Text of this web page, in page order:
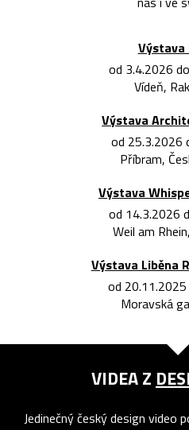
Výstava
od 3.4.2026
Vídeň,
Výstava
od 25.3.2026
Příbram,
Výstava
od 14.3.2026
Weil am
Výstava Liběna
od
Moravská
VIDEA Z
Jedinečný český design video